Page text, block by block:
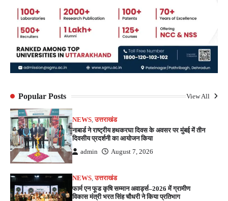
Popular Posts View All
NEWS,उत्तराखंड
नाबार्ड ने राष्ट्रीय हथकरघा दिवस के अवसर पर मुंबई में तीन
दिवसीय प्रदर्शनी का आयोजन किया
admin August 7, 2026
NEWS,उत्तराखंड
फार्म एन फूड कृषि सम्मान अवार्ड्स–2026 में ग्रामीण
विकास मंत्री भरत सिंह चौधरी ने किया प्रतिभाग